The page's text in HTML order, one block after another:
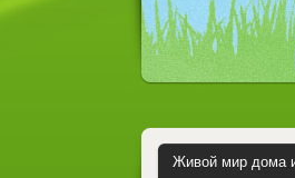
Живой мир дома